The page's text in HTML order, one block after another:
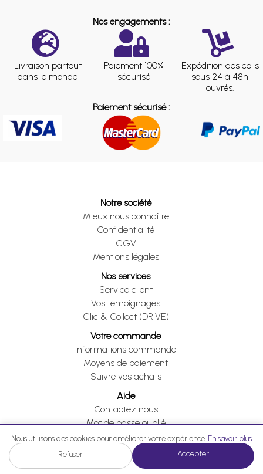
Nos engagements :
Livraison partout
dans le monde
Paiement 100%
sécurisé
Expédition des colis
sous 24 à 48h
ouvrés.
Paiement sécurisé :
Notre société
Mieux nous connaître
Confidentialité
CGV
Mentions légales
Nos services
Service client
Vos témoignages
Clic & Collect (DRIVE)
Votre commande
Informations commande
Moyens de paiement
Suivre vos achats
Aide
Contactez nous
Mot de passe oublié
Je me rétracte
Je me rétracte
Nous utilisons des cookies pour améliorer votre expérience. En savoir plus
Refuser Accepter